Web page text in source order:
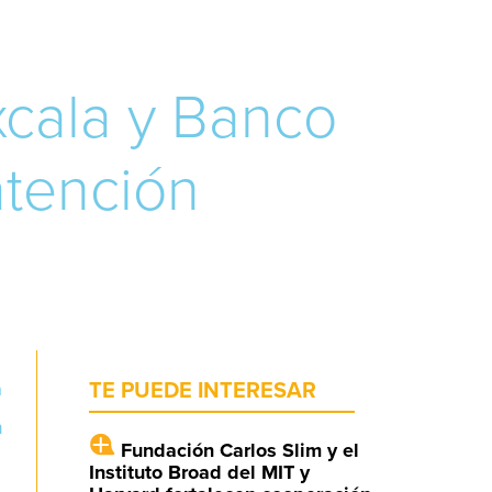
y Banco
TE PUEDE INTERESAR
Fundación Carlos Slim y el
Instituto Broad del MIT y